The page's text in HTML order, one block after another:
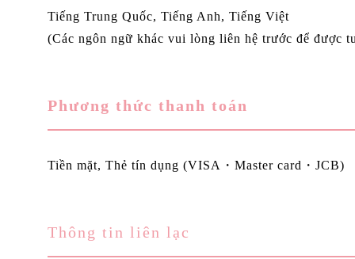
Tiếng Trung Quốc, Tiếng Anh, Tiếng Việt
(Các ngôn ngữ khác vui lòng liên hệ trước để được
Phương thức thanh toán
Tiền mặt, Thẻ tín dụng (VISA・Master card・JCB)
Thông tin liên lạc